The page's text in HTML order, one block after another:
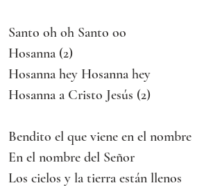
Santo oh oh Santo oo
Hosanna (2)
Hosanna hey Hosanna hey
Hosanna a Cristo Jesús (2)
Bendito el que viene en el nombre
En el nombre del Señor
Los cielos y la tierra están llenos